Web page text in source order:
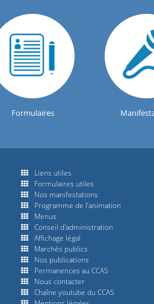
Formulaires
Liens utiles
Formulaires utiles
Nos manifestations
Programme de l’animation
Menus
Conseil d'administration
Affichage légal
Marchés publics
Nos publications
Permanences au CCAS
Nous contacter
Chaîne youtube du CCAS